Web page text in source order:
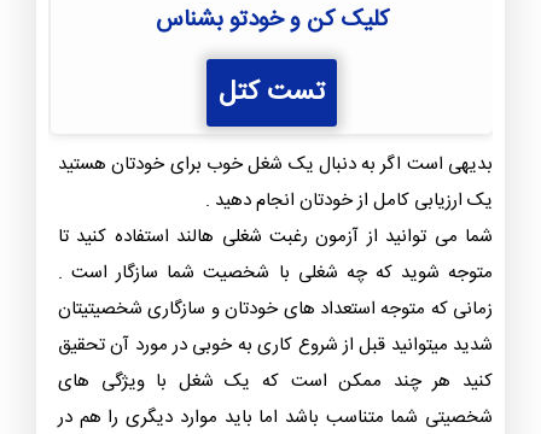
کلیک کن و خودتو بشناس
تست کتل
بدیهی است اگر به دنبال یک شغل خوب برای خودتان هستید
یک ارزیابی کامل از خودتان انجام دهید .
شما می توانید از آزمون رغبت شغلی هالند استفاده کنید تا
متوجه شوید که چه شغلی با شخصیت شما سازگار است .
زمانی که متوجه استعداد های خودتان و سازگاری شخصیتیتان
شدید میتوانید قبل از شروع کاری به خوبی در مورد آن تحقیق
کنید هر چند ممکن است که یک شغل با ویژگی های
شخصیتی شما متناسب باشد اما باید موارد دیگری را هم در